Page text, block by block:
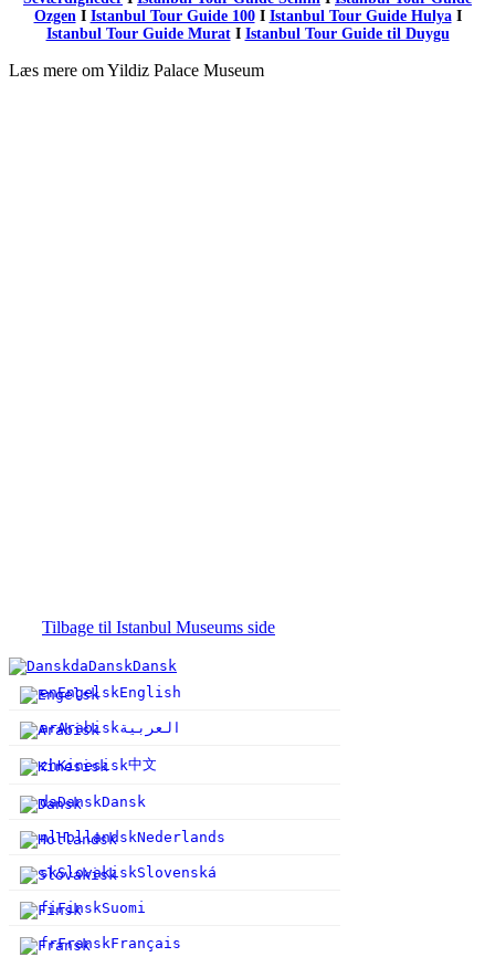
OzgenI Istanbul Tour Guide 100I Istanbul Tour Guide HulyaI
Istanbul Tour Guide MuratI Istanbul Tour Guide til Duygu
Læs mere om Yildiz Palace Museum
Tilbage til Istanbul Museums side
daDanskDansk
enEngelskEnglish
arArabiskالعربية
zhKinesisk中文
daDanskDansk
nlHollandskNederlands
skSlovakiskSlovenská
fiFinskSuomi
frFranskFrançais